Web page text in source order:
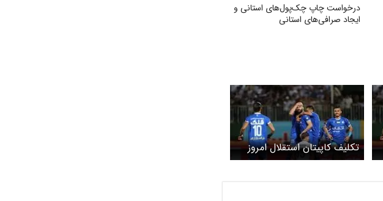
درخواست چاپ چک‌‌پول‌‌های استانی و
ایجاد صرافی‌‌های استانی
تکلیف کاپیتان استقلال امروز
مشخص می شود